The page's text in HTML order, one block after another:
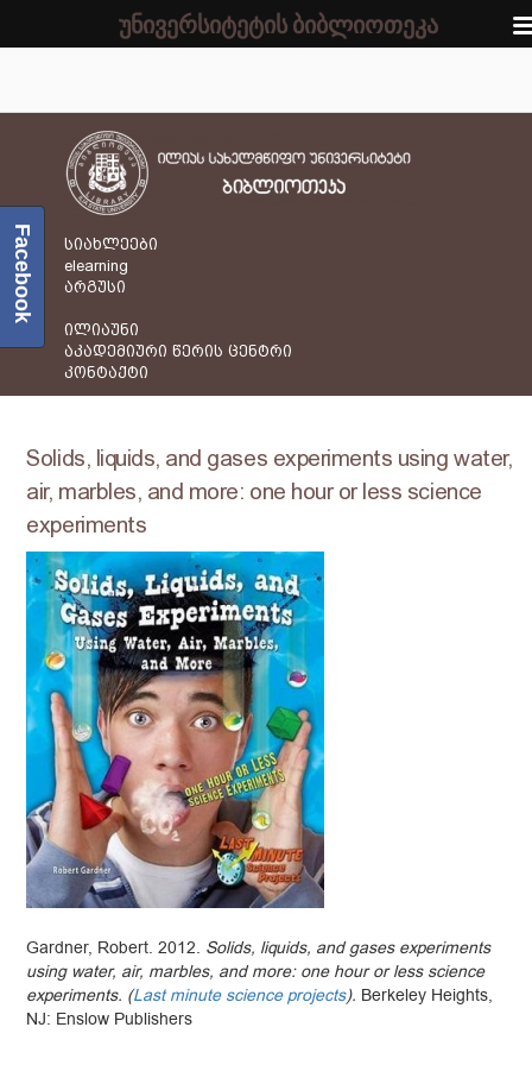
სიახლეები
elearning
არგუსი
ილიაუნი
აკადემიური წერის ცენტრი
კონტაქტი
Solids, liquids, and gases experiments using water,
air, marbles, and more: one hour or less science
experiments
Gardner, Robert. 2012. Solids, liquids, and gases experiments
using water, air, marbles, and more: one houror less science
experiments. (Last minute science projects). Berkeley Heights,
NJ: Enslow Publishers
Facebook
უნივერსიტეტის ბიბლიოთეკა